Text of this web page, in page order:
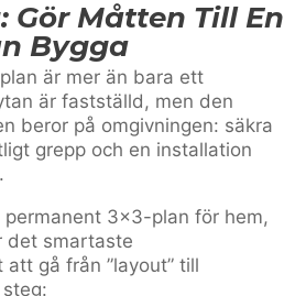
Gör Måtten Till En
Bygga
är mer än bara ett
är fastställd, men den
beror på omgivningen: säkra
grepp och en installation
permanent 3×3-plan för hem,
det smartaste
gå från ”layout” till
steg: